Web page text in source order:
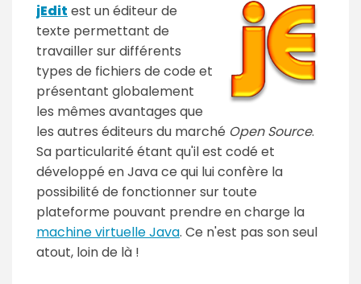
jEdit est un éditeur de
texte permettant de
travailler sur différents
types de fichiers de code et
présentant globalement
les mêmes avantages que
les autres éditeurs du marché Open Source.
Sa particularité étant qu'il est codé et
développé en Java ce qui lui confère la
possibilité de fonctionner sur toute
plateforme pouvant prendre en charge la
machine virtuelle Java. Ce n'est pas son seul
atout, loin de là !